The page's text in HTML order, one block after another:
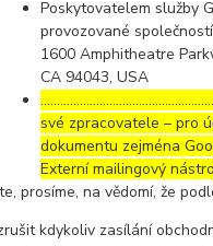
Poskytovatelem služby
provozované
1600 Amphitheatre
CA 94043, USA
své zpracovatele – pro
dokumentu zejména
Externí mailingový
prosíme, na vědomí, že
kdykoliv zasílání